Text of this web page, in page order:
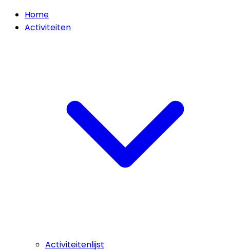
Home
Activiteiten
Activiteitenlijst